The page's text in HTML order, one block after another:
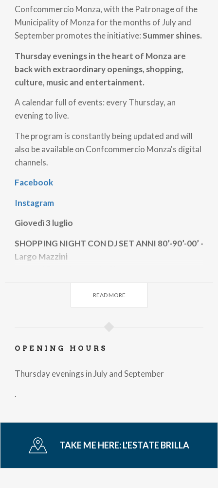
Confcommercio Monza, with the Patronage of the
Municipality of Monza for the months of July and
September promotes the initiative:Summer shines.
Thursday evenings in the heart of Monza are
back with extraordinary openings, shopping,
culture, music and entertainment.
A calendar full of events: every Thursday, an
evening to live.
The program is constantly being updated and will
also be available on Confcommercio Monza's digital
channels.
Facebook
Instagram
Giovedì 3 luglio
SHOPPING NIGHT CON DJ SET ANNI 80’-90’-00’ -
Largo Mazzini
Per maggiori info
Giovedì 10 luglio
SHOPPING NIGHT CON DJ SET ANNI 80’-90’-00’ -
Largo Mazzini
A cura di Forest Monza e La Rinascente
READ MORE
OPENING HOURS
Thursday evenings in July and September
.
TAKE ME HERE:L'ESTATE BRILLA